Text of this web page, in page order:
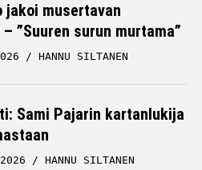
jakoi musertavan
”Suuren surun murtama”
HANNU SILTANEN
Sami Pajarin kartanlukija
HANNU SILTANEN